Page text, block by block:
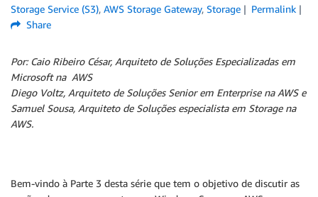
Storage Service (S3), AWS Storage Gateway, Storage
Permalink
Share
Por: Caio Ribeiro César, Arquiteto de Soluções Especializadas em
Microsoft na AWS
Diego Voltz, Arquiteto de Soluções Senior em Enterprise na AWS e
Samuel Sousa, Arquiteto de Soluções especialista em Storage na
AWS.
Bem-vindo à Parte 3 desta série que tem o objetivo de discutir as